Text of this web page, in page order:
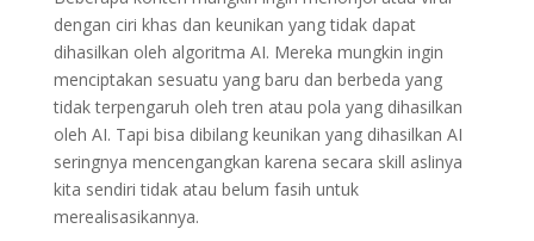
dengan ciri khas dan keunikan yang tidak dapat
dihasilkan oleh algoritma AI. Mereka mungkin ingin
menciptakan sesuatu yang baru dan berbeda yang
tidak terpengaruh oleh tren atau pola yang dihasilkan
oleh AI. Tapi bisa dibilang keunikan yang dihasilkan AI
seringnya mencengangkan karena secara skill aslinya
kita sendiri tidak atau belum fasih untuk
merealisasikannya.